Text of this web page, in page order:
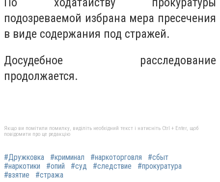
подозреваемой избрана мера пресечения
в виде содержания под стражей.
Досудебное расследование
продолжается.
Якщо ви помітили помилку, виділіть необхідний текст і натисніть Ctrl + Enter, щоб
повідомити про це редакцію
#Дружковка #криминал #наркоторговля
#сбыт
#наркотики
#опий #суд #следствие
#прокуратура
#взятие
#стража